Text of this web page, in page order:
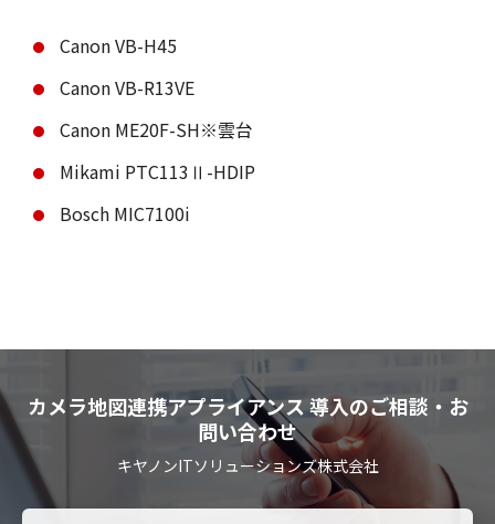
Canon VB-H45
Canon VB-R13VE
Canon ME20F-SH※雲台
Mikami PTC113Ⅱ-HDIP
Bosch MIC7100i
カメラ地図連携アプライアンス 導入のご相談・お
問い合わせ
キヤノンITソリューションズ株式会社